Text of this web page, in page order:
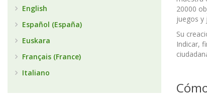
20000
juegos y
Su
Indicar,
English
Español (España)
Euskara
Français (France)
Italiano